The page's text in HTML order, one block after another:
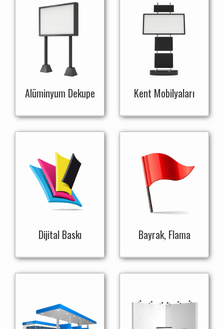
Alüminyum Dekupe Kent Mobilyaları
Dijital Baskı Bayrak, Flama